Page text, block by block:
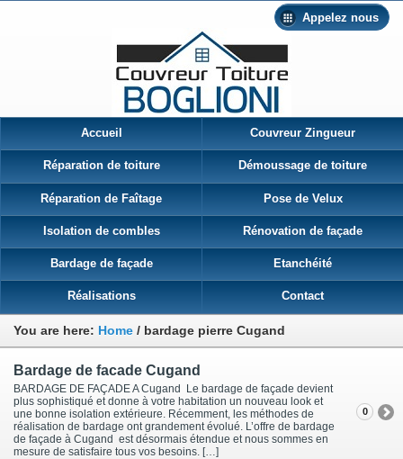
Appelez nous
Accueil Couvreur Zingueur
Réparation de toiture Démoussage de toiture
Réparation de Faîtage Pose de Velux
Isolation de combles Rénovation de façade
Bardage de façade Etanchéité
Réalisations Contact
You are here: Home / bardage pierre Cugand
Bardage de facade Cugand
BARDAGE DE FAÇADE A Cugand Le bardage de façade devient
plus sophistiqué et donne à votre habitation un nouveau look et
une bonne isolation extérieure. Récemment, les méthodes de
réalisation de bardage ont grandement évolué. L’offre de bardage
de façade à Cugand est désormais étendue et nous sommes en
mesure de satisfaire tous vos besoins. […]
0